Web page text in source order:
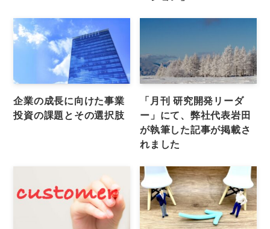
企業の成長に向けた事業
投資の課題とその選択肢
「月刊 研究開発リーダ
ー」にて、弊社代表岩田
が執筆した記事が掲載さ
れました